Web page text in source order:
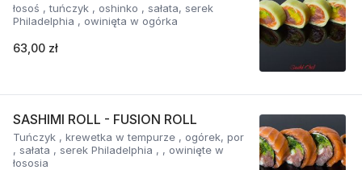
łosoś , tuńczyk , oshinko , sałata, serek
Philadelphia , owinięta w ogórka
63,00 zł
SASHIMI ROLL - FUSION ROLL
Tuńczyk , krewetka w tempurze , ogórek, por
, sałata , serek Philadelphia , , owinięte w
łososia